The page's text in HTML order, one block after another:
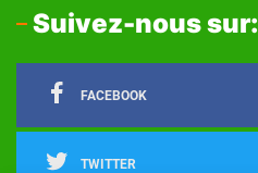
Suivez-nous sur:
FACEBOOK
TWITTER